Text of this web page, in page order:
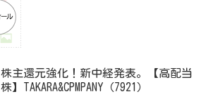
株主還元強化！新中経発表。【高配当
株】TAKARA&CPMPANY（7921）